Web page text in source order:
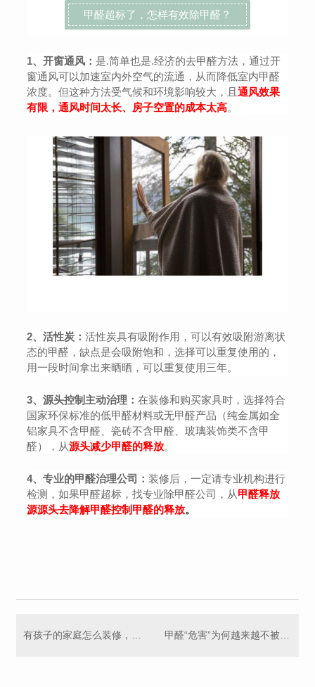
甲醛超标了，怎样有效除甲醛？
1、开窗通风： 是.简单也是.经济的去甲醛方法，通过开
窗通风可以加速室内外空气的流通，从而降低室内甲醛
浓度。但这种方法受气候和环境影响较大，且通风效果
有限，通风时间太长、房子空置的成本太高。
2、活性炭：活性炭具有吸附作用，可以有效吸附游离状
态的甲醛，缺点是会吸附饱和，选择可以重复使用的，
用一段时间拿出来晒晒，可以重复使用三年。
3、源头控制主动治理：在装修和购买家具时，选择符合
国家环保标准的低甲醛材料或无甲醛产品（纯金属如全
铝家具不含甲醛、瓷砖不含甲醛、玻璃装饰类不含甲
醛），从源头减少甲醛的释放。
4、专业的甲醛治理公司： 装修后，一定请专业机构进行
检测，如果甲醛超标，找专业除甲醛公司，从甲醛释放
源源头去降解甲醛控制甲醛的释放。